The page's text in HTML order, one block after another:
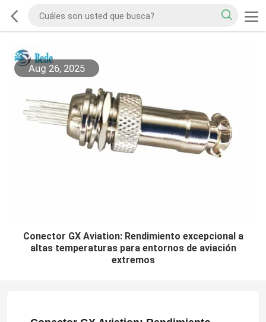
Aug 26, 2025
Conector GX Aviation: Rendimiento excepcional a
altas temperaturas para entornos de aviación
extremos